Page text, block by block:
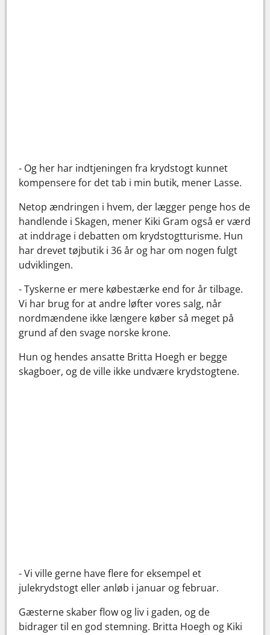
- Og her har indtjeningen fra krydstogt kunnet
kompensere for det tab i min butik, mener Lasse.
Netop ændringen i hvem, der lægger penge hos de
handlende i Skagen, mener Kiki Gram også er værd
at inddrage i debatten om krydstogtturisme. Hun
har drevet tøjbutik i 36 år og har om nogen fulgt
udviklingen.
- Tyskerne er mere købestærke end for år tilbage.
Vi har brug for at andre løfter vores salg, når
nordmændene ikke længere køber så meget på
grund af den svage norske krone.
Hun og hendes ansatte Britta Hoegh er begge
skagboer, og de ville ikke undvære krydstogtene.
- Vi ville gerne have flere for eksempel et
julekrydstogt eller anløb i januar og februar.
Gæsterne skaber flow og liv i gaden, og de
bidrager til en god stemning. Britta Hoegh og Kiki